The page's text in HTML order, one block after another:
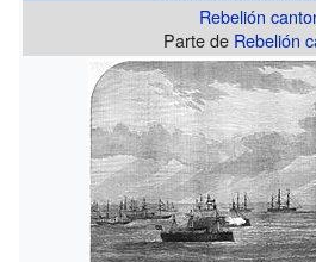
Rebelión
Parte de Rebelión